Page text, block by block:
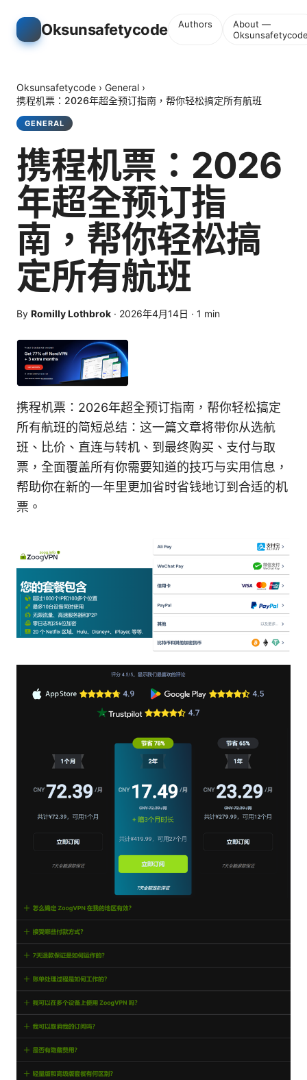
Oksunsafetycode Authors
About —
Oksunsafetycode › General ›
携程机票：2026年超全预订指南，帮你轻松搞定所有航班
GENERAL
携程机票：2026
年超全预订指
南，帮你轻松搞
定所有航班
By Romilly Lothbrok · 2026年4月14日 · 1 min
携程机票：2026年超全预订指南，帮你轻松搞定
所有航班的简短总结：这一篇文章将带你从选航
班、比价、直连与转机、到最终购买、支付与取
票，全面覆盖所有你需要知道的技巧与实用信息，
帮助你在新的一年里更加省时省钱地订到合适的机
票。